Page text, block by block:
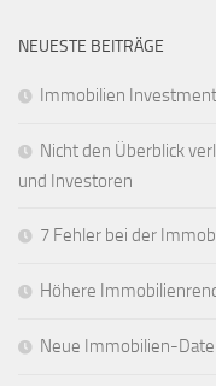
NEUESTE BEITRÄGE
Immobilien
Nicht den Überblick
und Investoren
7 Fehler bei der
Höhere
Neue Immobilien-